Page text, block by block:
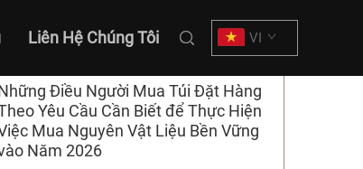
Liên Hệ Chúng Tôi VI
lục
Điều Người Mua Túi Đặt Hàng
Yêu Cầu Cần Biết để Thực Hiện
Mua Nguyên Vật Liệu Bền Vững
Năm 2026